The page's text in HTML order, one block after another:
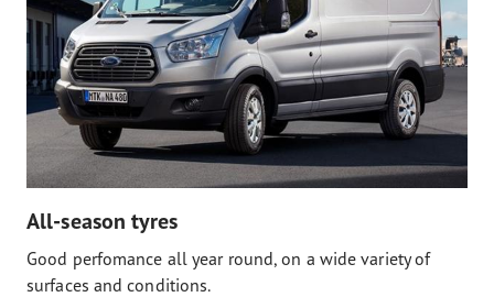
All-season tyres
Good perfomance all year round, on a wide variety of
surfaces and conditions.